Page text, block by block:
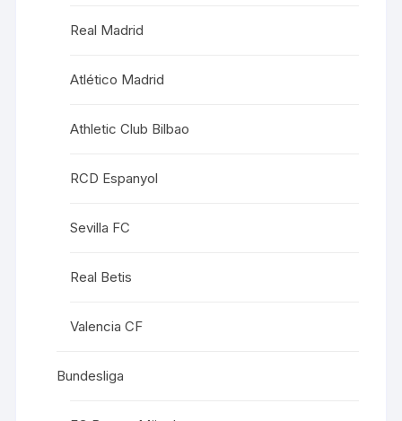
Real Madrid
Atlético Madrid
Athletic Club Bilbao
RCD Espanyol
Sevilla FC
Real Betis
Valencia CF
Bundesliga